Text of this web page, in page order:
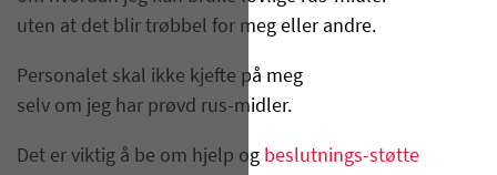
uten at det blir trøbbel for meg eller andre.
Personalet skal ikke kjefte på meg
selv om jeg har prøvd rus-midler.
Det er viktig å be om hjelp og beslutnings-støtte